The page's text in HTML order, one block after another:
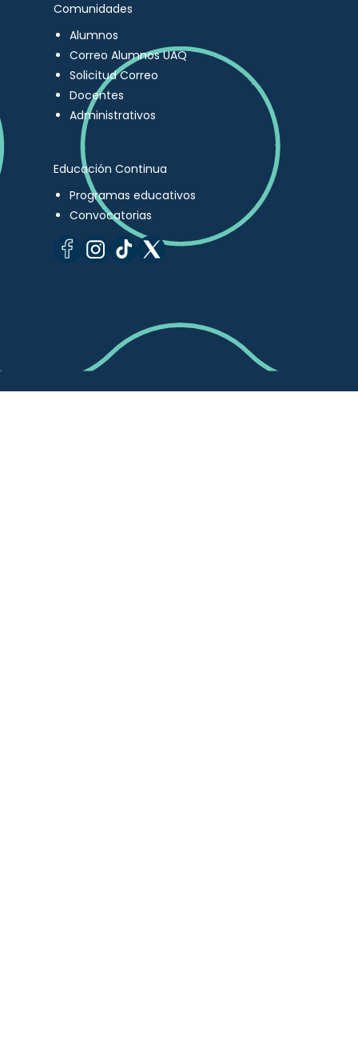
Comunidades
Alumnos
Correo Alumnos UAQ
Solicitud Correo
Docentes
Administrativos
Educación Continua
Programas educativos
Convocatorias